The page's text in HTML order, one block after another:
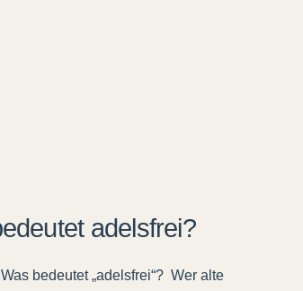
adelsfrei?
Was bedeutet „adelsfrei“? Wer alte